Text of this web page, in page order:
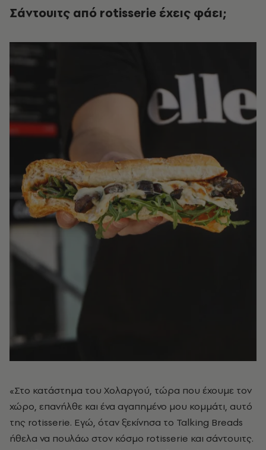
Σάντουιτς από rotisserie έχεις φάει;
«Στο κατάστημα του Χολαργού, τώρα που έχουμε τον
χώρο, επανήλθε και ένα αγαπημένο μου κομμάτι, αυτό
της rotisserie. Εγώ, όταν ξεκίνησα το Talking Breads
ήθελα να πουλάω στον κόσμο rotisserie και σάντουιτς.